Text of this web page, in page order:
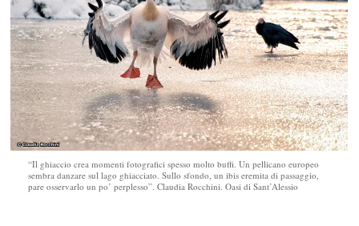
“Il ghiaccio crea momenti fotografici spesso molto buffi. Un pellicano europeo
sembra danzare sul lago ghiacciato. Sullo sfondo, un ibis eremita di passaggio,
pare osservarlo un po’ perplesso”. Claudia Rocchini. Oasi di Sant’Alessio